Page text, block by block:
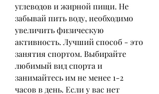
углеводов и жирной пищи. Не
забывай пить воду, необходимо
увеличить физическую
активность. Лучший способ - это
занятия спортом. Выбирайте
любимый вид спорта и
занимайтесь им не менее 1-2
часов в день. Если у вас нет